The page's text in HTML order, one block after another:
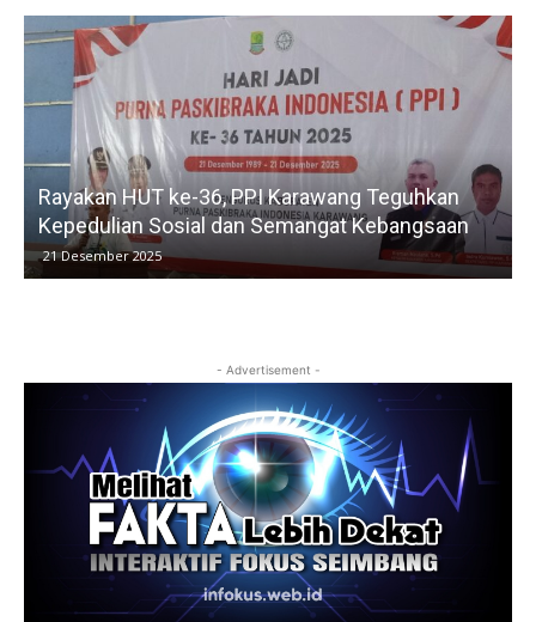
Rayakan HUT ke-36, PPI Karawang Teguhkan
Kepedulian Sosial dan Semangat Kebangsaan
21 Desember 2025
- Advertisement -